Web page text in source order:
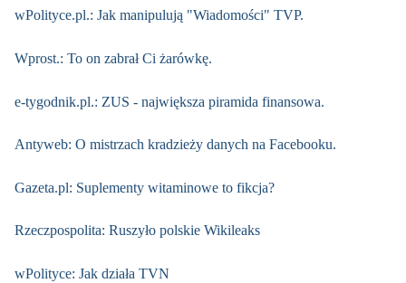
wPolityce.pl.: Jak manipulują "Wiadomości" TVP.
Wprost.: To on zabrał Ci żarówkę.
e-tygodnik.pl.: ZUS - największa piramida finansowa.
Antyweb: O mistrzach kradzieży danych na Facebooku.
Gazeta.pl: Suplementy witaminowe to fikcja?
Rzeczpospolita: Ruszyło polskie Wikileaks
wPolityce: Jak działa TVN